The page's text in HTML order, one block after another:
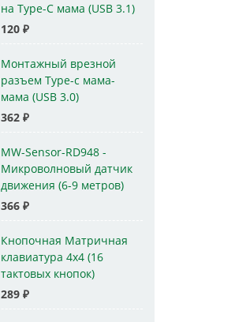
на Type-C мама (USB 3.1)
120 ₽
Монтажный врезной
разъем Type-c мама-
мама (USB 3.0)
362 ₽
MW-Sensor-RD948 -
Микроволновый датчик
движения (6-9 метров)
366 ₽
Кнопочная Матричная
клавиатура 4x4 (16
тактовых кнопок)
289 ₽